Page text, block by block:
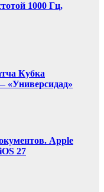
1000 Гц,
Кубка
«Универсидад»
Apple
27